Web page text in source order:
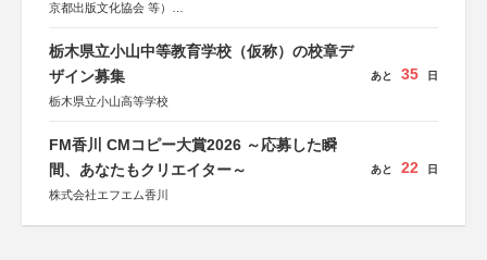
京都出版文化協会 等）
KADOKAWA、河出書房新社、幻冬舎、講談社、光文社、
集英社、小学館、祥伝社、新潮社、淡交社、ちいさいミシ
マ社、徳間書店、早川書房、PHP研究所、双葉社、文藝春
栃木県立小山中等教育学校（仮称）の校章デ
ザイン募集
栃木県立小山高等学校
あと 35 日
FM香川 CMコピー大賞2026 ～応募した瞬
間、あなたもクリエイター～
株式会社エフエム香川
あと 22 日